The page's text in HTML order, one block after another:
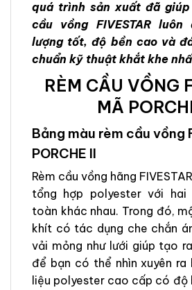
quá trình sản xuất đã
cầu vồng FIVESTAR
lượng tốt, độ bền cao và
chuẩn kỹ thuật khắt khe
RÈM CẦU VỒNG
MÃ
Bảng màu rèm cầu vồng
PORCHE II
Rèm cầu vồng hãng
tổng hợp polyester với hai
toàn khác nhau. Trong đó,
khít có tác dụng che chắn
vải mỏng như lưới giúp tạo
để bạn có thể nhìn xuyên ra
liệu polyester cao cấp có độ